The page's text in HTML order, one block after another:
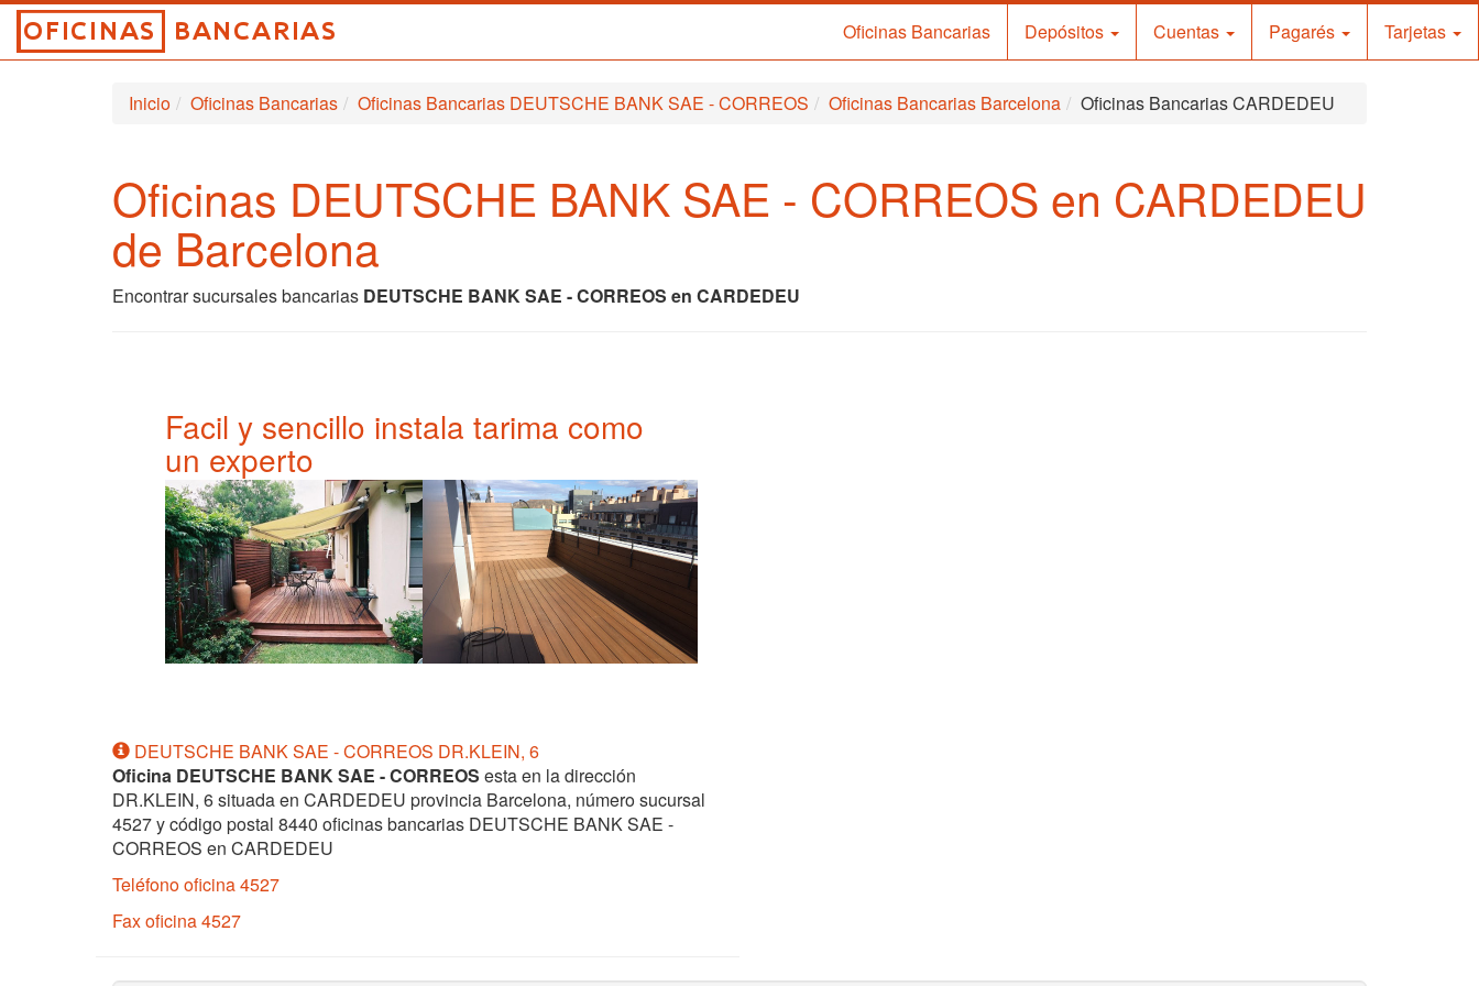
Oficinas Bancarias Depósitos Cuentas Pagarés Tarjetas
Inicio Oficinas Bancarias Oficinas Bancarias DEUTSCHE BANK SAE - CORREOS Oficinas Bancarias Barcelona Oficinas Bancarias CARDEDEU
Oficinas DEUTSCHE BANK SAE - CORREOS en CARDEDEU
de Barcelona
Encontrar sucursales bancarias DEUTSCHE BANK SAE - CORREOS en CARDEDEU
Facil y sencillo instala tarima como
un experto
DEUTSCHE BANK SAE - CORREOS DR.KLEIN, 6
Oficina DEUTSCHE BANK SAE - CORREOS esta en la dirección
DR.KLEIN, 6 situada en CARDEDEU provincia Barcelona, número sucursal
4527 y código postal 8440 oficinas bancarias DEUTSCHE BANK SAE -
CORREOS en CARDEDEU
Teléfono oficina 4527
Fax oficina 4527